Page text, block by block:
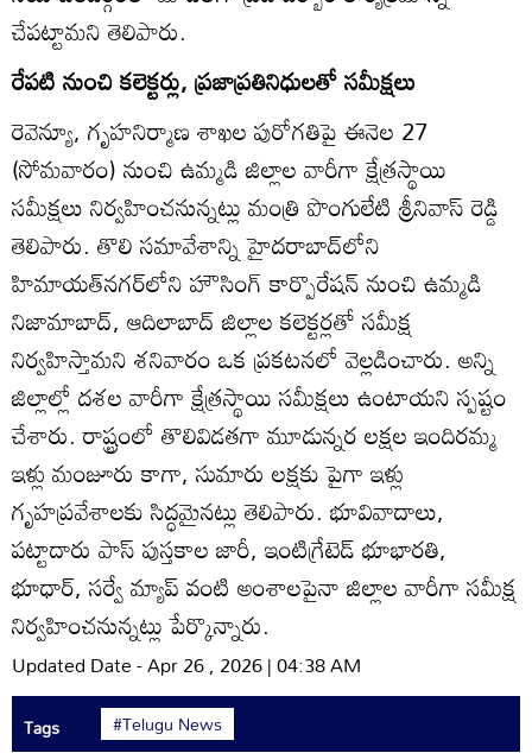
చేపట్టామని తెలిపారు.
రేపటి నుంచి కలెక్టర్లు, ప్రజాప్రతినిధులతో సమీక్షలు
రెవెన్యూ, గృహనిర్మాణ శాఖల పురోగతిపై ఈనెల 27
(సోమవారం) నుంచి ఉమ్మడి జిల్లాల వారీగా క్షేత్రస్థాయి
సమీక్షలు నిర్వహించనున్నట్లు మంత్రి పొంగులేటి శ్రీనివాస్‌ రెడ్డి
తెలిపారు. తొలి సమావేశాన్ని హైదరాబాద్‌లోని
హిమాయత్‌నగర్‌లోని హౌసింగ్‌ కార్పొరేషన్‌ నుంచి ఉమ్మడి
నిజామాబాద్‌, ఆదిలాబాద్‌ జిల్లాల కలెక్టర్లతో సమీక్ష
నిర్వహిస్తామని శనివారం ఒక ప్రకటనలో వెల్లడించారు. అన్ని
జిల్లాల్లో దశల వారీగా క్షేత్రస్థాయి సమీక్షలు ఉంటాయని స్పష్టం
చేశారు. రాష్ట్రంలో తొలివిడతగా మూడున్నర లక్షల ఇందిరమ్మ
ఇళ్లు మంజూరు కాగా, సుమారు లక్షకు పైగా ఇళ్లు
గృహప్రవేశాలకు సిద్ధమైనట్లు తెలిపారు. భూవివాదాలు,
పట్టాదారు పాస్‌ పుస్తకాల జారీ, ఇంటిగ్రేటెడ్‌ భూభారతి,
భూధార్‌, సర్వే మ్యాప్‌ వంటి అంశాలపైనా జిల్లాల వారీగా సమీక్ష
నిర్వహించనున్నట్లు పేర్కొన్నారు.
Updated Date - Apr 26 , 2026 | 04:38 AM
Tags #Telugu News